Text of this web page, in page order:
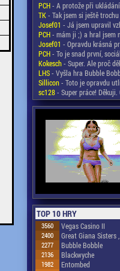
PCH- A protože při
TK- Tak jsem si ještě
Josef01 - Já jsem upravil
PCH- mám ji ;) a hral jsem
Josef01 - Opravdu krásná
PCH- To je snad první,
Kokesch- Super. Ale proč
LHS- Vyšla hra Bubble
Sillicon- Toto je opravdu
sc128- Super práce! Děkuji.
TOP 10 HRY
3560 Vegas Casino II
2400 Great Giana Sisters
2277 Bubble Bobble
2136 Blackwyche
1982 Entombed